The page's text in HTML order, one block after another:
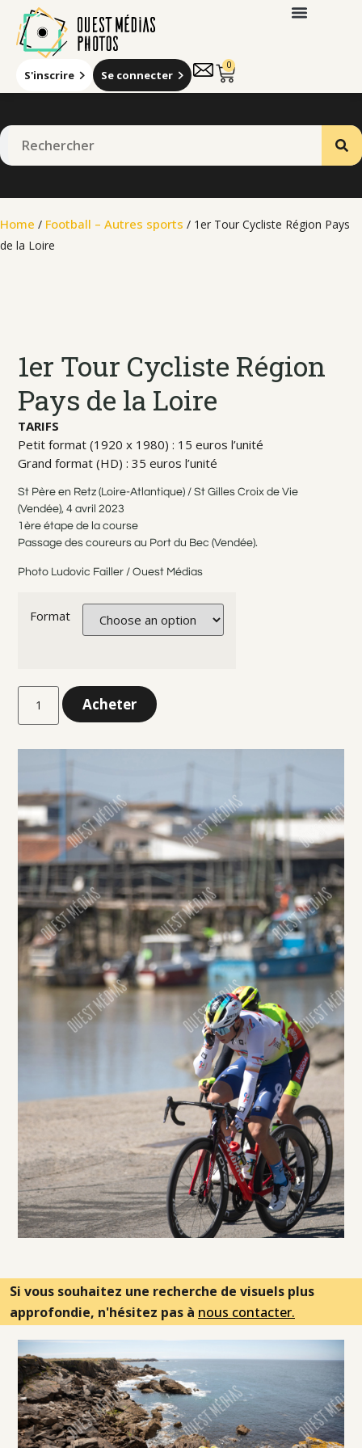
S'inscrire Se connecter
0
Home / Football – Autres sports / 1er Tour Cycliste Région Pays
de la Loire
1er Tour Cycliste Région
Pays de la Loire
TARIFS
Petit format (1920 x 1980) : 15 euros l’unité
Grand format (HD) : 35 euros l’unité
St Père en Retz (Loire-Atlantique) / St Gilles Croix de Vie
(Vendée), 4 avril 2023
1ère étape de la course
Passage des coureurs au Port du Bec (Vendée).
Photo Ludovic Failler / Ouest Médias
Format
Acheter
Si vous souhaitez une recherche de visuels plus
approfondie, n'hésitez pas à nous contacter.